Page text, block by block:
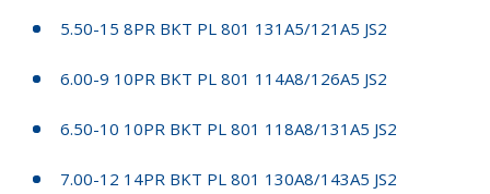
5.50-15 8PR BKT PL 801 131A5/121A5 JS2
6.00-9 10PR BKT PL 801 114A8/126A5 JS2
6.50-10 10PR BKT PL 801 118A8/131A5 JS2
7.00-12 14PR BKT PL 801 130A8/143A5 JS2